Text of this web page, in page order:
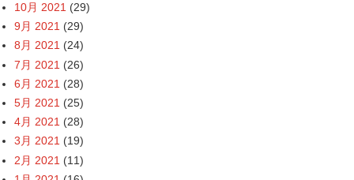
10月 2021 (29)
9月 2021 (29)
8月 2021 (24)
7月 2021 (26)
6月 2021 (28)
5月 2021 (25)
4月 2021 (28)
3月 2021 (19)
2月 2021 (11)